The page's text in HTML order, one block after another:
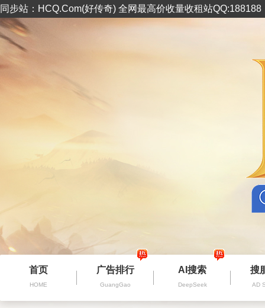
同步站：HCQ.Com(好传奇) 全网最高价收量收租站
首页
HOME
广告排行
GuangGao
AI搜索
DeepSeek
搜
AD